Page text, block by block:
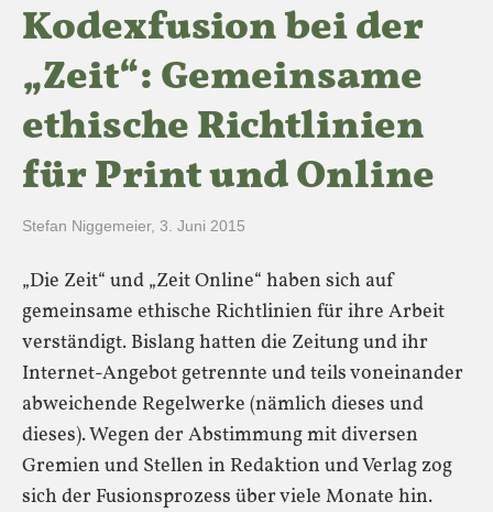
Kodexfusion bei der
„Zeit“: Gemeinsame
ethische Richtlinien
für Print und Online
Stefan Niggemeier, 3. Juni 2015
„Die Zeit“ und „Zeit Online“ haben sich auf
gemeinsame ethische Richtlinien für ihre Arbeit
verständigt. Bislang hatten die Zeitung und ihr
Internet-Angebot getrennte und teils voneinander
abweichende Regelwerke (nämlich dieses und
dieses). Wegen der Abstimmung mit diversen
Gremien und Stellen in Redaktion und Verlag zog
sich der Fusionsprozess über viele Monate hin.